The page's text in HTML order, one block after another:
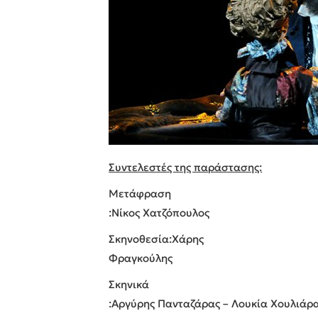
Συντελεστές της παράστασης:
Μετάφραση
:Νίκος Χατζόπουλος
Σκηνοθεσία:Χάρης
Φραγκούλης
Σκηνικά
:Αργύρης Πανταζάρας – Λουκία